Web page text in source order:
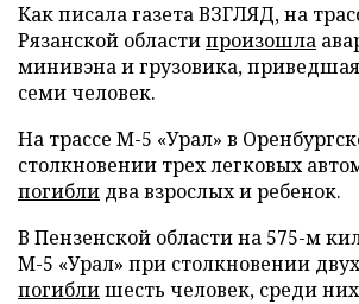
Как писала газета ВЗГЛЯД, на
Рязанской областипроизошла
минивэна и грузовика,
семи человек.
На трассе М-5 «Урал» в
столкновении трех легковых
погибли два взрослых и ребенок.
В Пензенской области на 575-м
М-5 «Урал» при столкновении
погиблишесть человек, среди